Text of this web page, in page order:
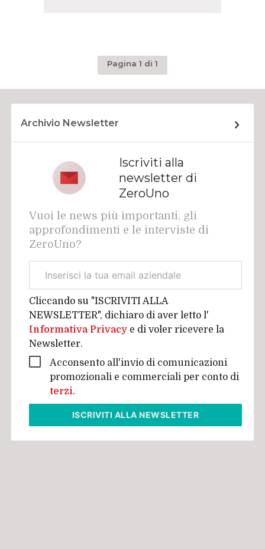
Pagina 1 di 1
Archivio Newsletter
Iscriviti alla
newsletter di
ZeroUno
Vuoi le news più importanti, gli
approfondimenti e le interviste di
ZeroUno?
aziendale
Cliccando su "ISCRIVITI ALLA
NEWSLETTER", dichiaro di aver letto l'
Informativa Privacy e di voler ricevere la
Newsletter.
Acconsento all'invio di comunicazioni
promozionali e commerciali per conto di
terzi.
ISCRIVITI ALLA NEWSLETTER